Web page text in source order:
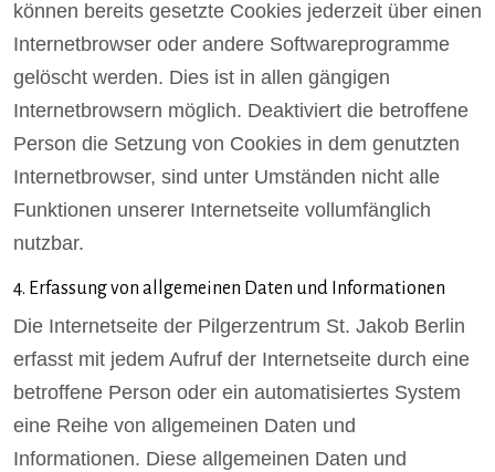
können bereits gesetzte Cookies jederzeit über einen
Internetbrowser oder andere Softwareprogramme
gelöscht werden. Dies ist in allen gängigen
Internetbrowsern möglich. Deaktiviert die betroffene
Person die Setzung von Cookies in dem genutzten
Internetbrowser, sind unter Umständen nicht alle
Funktionen unserer Internetseite vollumfänglich
nutzbar.
4. Erfassung von allgemeinen Daten und Informationen
Die Internetseite der Pilgerzentrum St. Jakob Berlin
erfasst mit jedem Aufruf der Internetseite durch eine
betroffene Person oder ein automatisiertes System
eine Reihe von allgemeinen Daten und
Informationen. Diese allgemeinen Daten und